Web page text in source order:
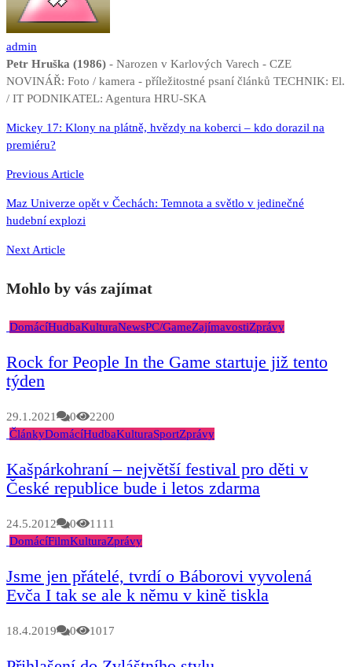
admin
Petr Hruška (1986) - Narozen v Karlových Varech - CZE
NOVINÁŘ: Foto / kamera - příležitostné psaní článků TECHNIK: El.
/ IT PODNIKATEL: Agentura HRU-SKA
Navigace
pro
příspěvek
Mickey 17: Klony na plátně, hvězdy na koberci – kdo dorazil na
premiéru?
Previous Article
Maz Univerze opět v Čechách: Temnota a světlo v jedinečné
hudební explozi
Next Article
Mohlo by vás zajímat
DomácíHudbaKulturaNewsPC/GameZajímavostiZprávy
Rock for People In the Game startuje již tento
týden
29.1.2021 0
2200
ČlánkyDomácíHudbaKulturaSportZprávy
Kašpárkohraní – největší festival pro děti v
České republice bude i letos zdarma
24.5.2012 0
1111
DomácíFilmKulturaZprávy
Jsme jen přátelé, tvrdí o Báborovi vyvolená
Evča I tak se ale k němu v kině tiskla
18.4.2019 0 1017